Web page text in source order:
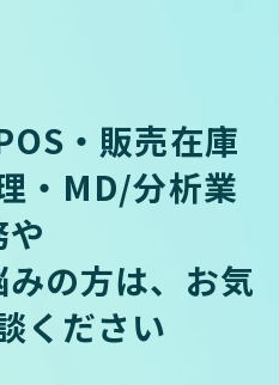
・販売在庫
・MD/分析業
や
の方は、お気
ください